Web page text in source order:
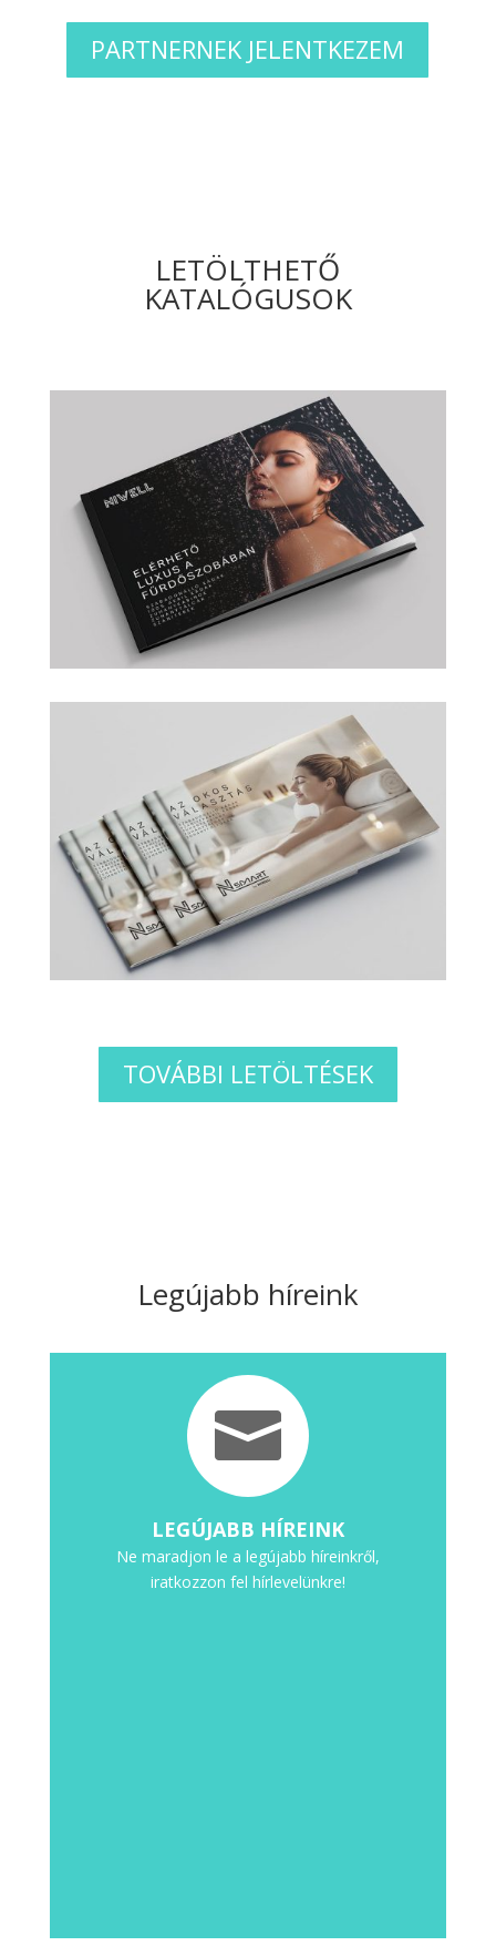
PARTNERNEK JELENTKEZEM
LETÖLTHETŐ
KATALÓGUSOK
TOVÁBBI LETÖLTÉSEK
Legújabb híreink
LEGÚJABB HÍREINK
Ne maradjon le a legújabb híreinkről,
iratkozzon fel hírlevelünkre!